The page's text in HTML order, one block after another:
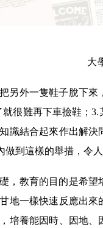
大
另外一隻鞋子脫下
就很難再下車撿鞋；3.
識結合起來作出解
到這樣的舉措，令人
，教育的目的是希
地一樣快速反應出
培養能因時、因地